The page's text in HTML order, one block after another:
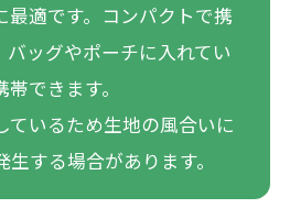
最適です。コンパクトで携
ッグやポーチに入れてい
できます。
いるため生地の風合いに
する場合があります。